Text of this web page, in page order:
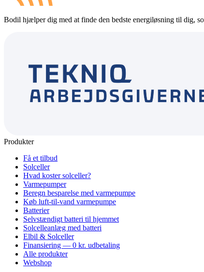
Bodil hjælper dig med at finde den bedste energiløsning til dig,
Produkter
Få et tilbud
Solceller
Hvad koster solceller?
Varmepumper
Beregn besparelse med varmepumpe
Køb luft-til-vand varmepumpe
Batterier
Selvstændigt batteri til hjemmet
Solcelleanlæg med batteri
Elbil & Solceller
Finansiering — 0 kr. udbetaling
Alle produkter
Webshop